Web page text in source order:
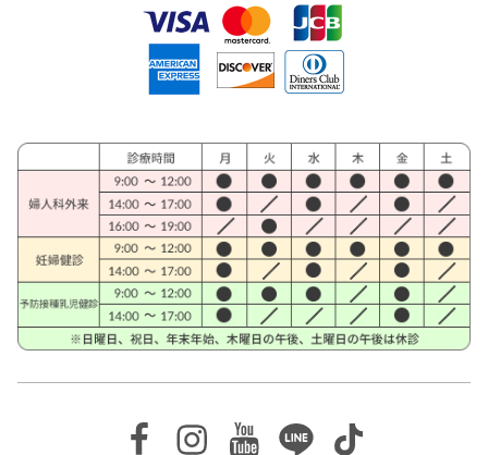
Facebook
Instagram
Youtube
LineTikTok